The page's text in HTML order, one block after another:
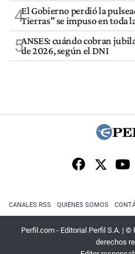
4El Gobierno perdió la
Tierras" se impuso en toda
5ANSES: cuándo cobran
de 2026, según el DNI
CANALES RSS QUIENES SOMOS
Perfil.com - Editorial Perfil S.A. | ©
derechos